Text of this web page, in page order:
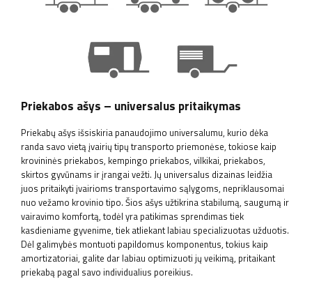
Priekabos ašys – universalus pritaikymas
Priekabų ašys išsiskiria panaudojimo universalumu, kurio dėka
randa savo vietą įvairių tipų transporto priemonėse, tokiose kaip
krovininės priekabos, kempingo priekabos, vilkikai, priekabos,
skirtos gyvūnams ir įrangai vežti. Jų universalus dizainas leidžia
juos pritaikyti įvairioms transportavimo sąlygoms, nepriklausomai
nuo vežamo krovinio tipo. Šios ašys užtikrina stabilumą, saugumą ir
vairavimo komfortą, todėl yra patikimas sprendimas tiek
kasdieniame gyvenime, tiek atliekant labiau specializuotas užduotis.
Dėl galimybės montuoti papildomus komponentus, tokius kaip
amortizatoriai, galite dar labiau optimizuoti jų veikimą, pritaikant
priekabą pagal savo individualius poreikius.